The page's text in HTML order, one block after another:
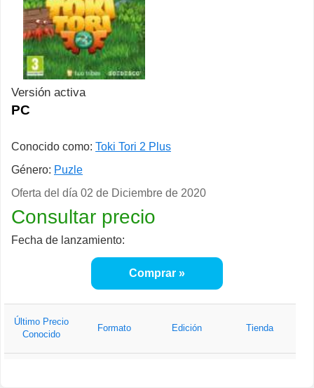
Versión activa
PC
Conocido como: Toki Tori 2 Plus
Género: Puzle
Oferta del día 02 de Diciembre de 2020
Consultar precio
Fecha de lanzamiento:
Comprar
Último Precio
Conocido
Formato Edición Tienda